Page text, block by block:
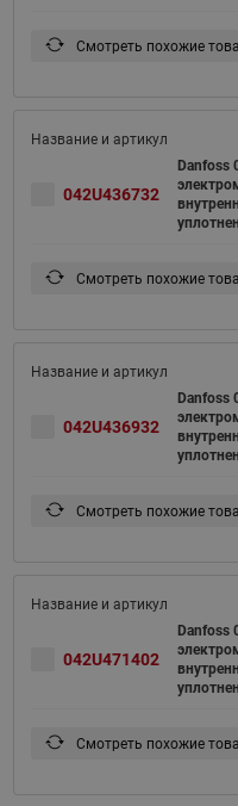
Смотреть похожие
042U436732
Danfoss
Смотреть похожие
042U436932
Danfoss
Смотреть похожие
042U471402
Danfoss
Смотреть похожие